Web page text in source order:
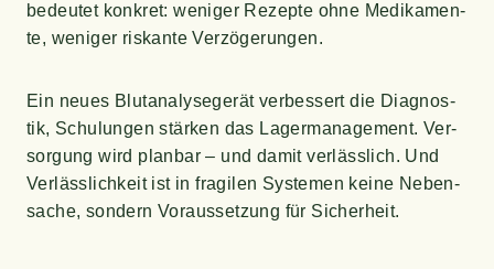
bedeu­tet kon­kret: weni­ger Rezep­te ohne Medi­ka­men­
te, weni­ger ris­kan­te Verzögerungen.
Ein neu­es Blut­ana­ly­se­ge­rät ver­bes­sert die Dia­gnos­
tik, Schu­lun­gen stär­ken das Lager­ma­nage­ment. Ver­
sor­gung wird plan­bar – und damit ver­läss­lich. Und
Ver­läss­lich­keit ist in fra­gi­len Sys­te­men kei­ne Neben­
sa­che, son­dern Vor­aus­set­zung für Sicherheit.